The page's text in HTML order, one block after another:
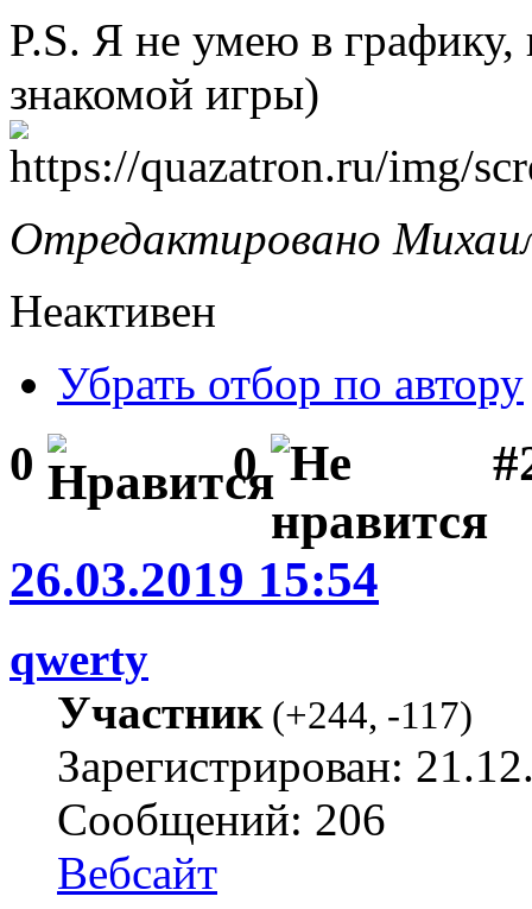
P.S. Я не умею в
знакомой игры)
Отредактировано
Неактивен
Убрать отбор по автору
0 0
26.03.2019 15:54
qwerty
Участник(+244, -117)
Зарегистрирован:
Сообщений: 206
Вебсайт